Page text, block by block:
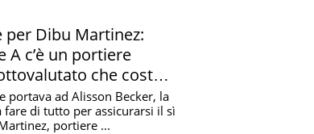
per Dibu Martinez:
A c’è un portiere
che costa
portava ad Alisson Becker, la
fare di tutto per assicurarsi il sì
portiere ...